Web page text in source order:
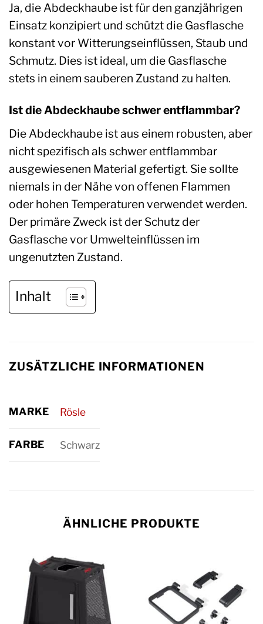
Ja, die Abdeckhaube ist für den ganzjährigen
Einsatz konzipiert und schützt die Gasflasche
konstant vor Witterungseinflüssen, Staub und
Schmutz. Dies ist ideal, um die Gasflasche
stets in einem sauberen Zustand zu halten.
Ist die Abdeckhaube schwer entflammbar?
Die Abdeckhaube ist aus einem robusten, aber
nicht spezifisch als schwer entflammbar
ausgewiesenen Material gefertigt. Sie sollte
niemals in der Nähe von offenen Flammen
oder hohen Temperaturen verwendet werden.
Der primäre Zweck ist der Schutz der
Gasflasche vor Umwelteinflüssen im
ungenutzten Zustand.
Inhalt
ZUSÄTZLICHE INFORMATIONEN
MARKE Rösle
FARBE Schwarz
ÄHNLICHE PRODUKTE